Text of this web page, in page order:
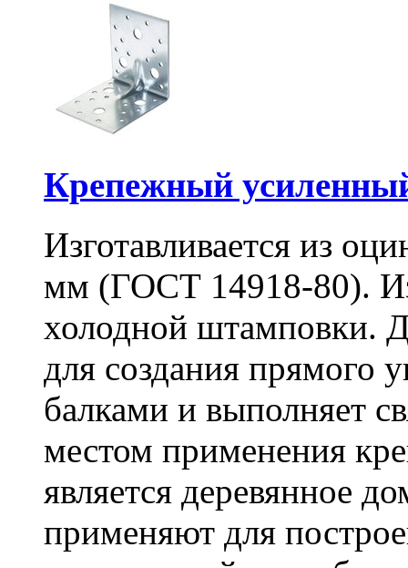
Крепежный
Изготавливается из
мм (ГОСТ 14918-80).
холодной штамповки.
для создания прямого
балками и выполняет
местом применения
является деревянное
применяют для